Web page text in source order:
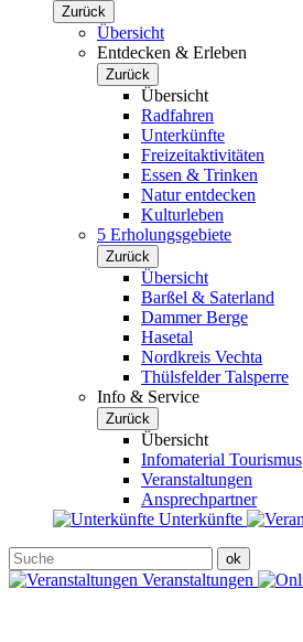
Zurück
Übersicht
Entdecken & Erleben
Zurück
Übersicht
Radfahren
Unterkünfte
Freizeitaktivitäten
Essen & Trinken
Natur entdecken
Kulturleben
5 Erholungsgebiete
Zurück
Übersicht
Barßel & Saterland
Dammer Berge
Hasetal
Nordkreis Vechta
Thülsfelder Talsperre
Info & Service
Zurück
Übersicht
Infomaterial Tourismus
Veranstaltungen
Ansprechpartner
Unterkünfte
Veranstaltungen